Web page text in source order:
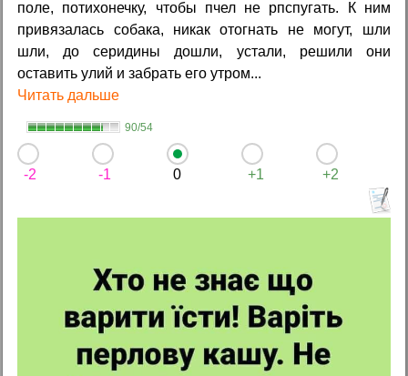
поле, потихонечку, чтобы пчел не рпспугать. К ним
привязалась собака, никак отогнать не могут, шли
шли, до серидины дошли, устали, решили они
оставить улий и забрать его утром...
Читать дальше
90/54
-2 -1 0 +1 +2